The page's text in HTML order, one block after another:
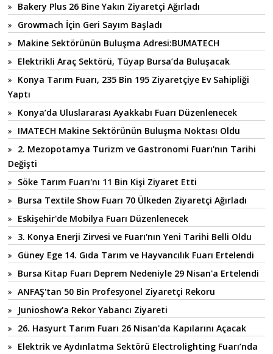
Bakery Plus 26 Bine Yakın Ziyaretçi Ağırladı
Growmach İçin Geri Sayım Başladı
Makine Sektörünün Buluşma Adresi:BUMATECH
Elektrikli Araç Sektörü, Tüyap Bursa’da Buluşacak
Konya Tarım Fuarı, 235 Bin 195 Ziyaretçiye Ev Sahipliği
Yaptı
Konya’da Uluslararası Ayakkabı Fuarı Düzenlenecek
IMATECH Makine Sektörünün Buluşma Noktası Oldu
2. Mezopotamya Turizm ve Gastronomi Fuarı'nın Tarihi
Değişti
Söke Tarım Fuarı'nı 11 Bin Kişi Ziyaret Etti
Bursa Textile Show Fuarı 70 Ülkeden Ziyaretçi Ağırladı
Eskişehir'de Mobilya Fuarı Düzenlenecek
3. Konya Enerji Zirvesi ve Fuarı'nın Yeni Tarihi Belli Oldu
Güney Ege 14. Gıda Tarım ve Hayvancılık Fuarı Ertelendi
Bursa Kitap Fuarı Deprem Nedeniyle 29 Nisan'a Ertelendi
ANFAŞ'tan 50 Bin Profesyonel Ziyaretçi Rekoru
Junioshow'a Rekor Yabancı Ziyareti
26. Hasyurt Tarım Fuarı 26 Nisan'da Kapılarını Açacak
Elektrik ve Aydınlatma Sektörü Electrolighting Fuarı’nda